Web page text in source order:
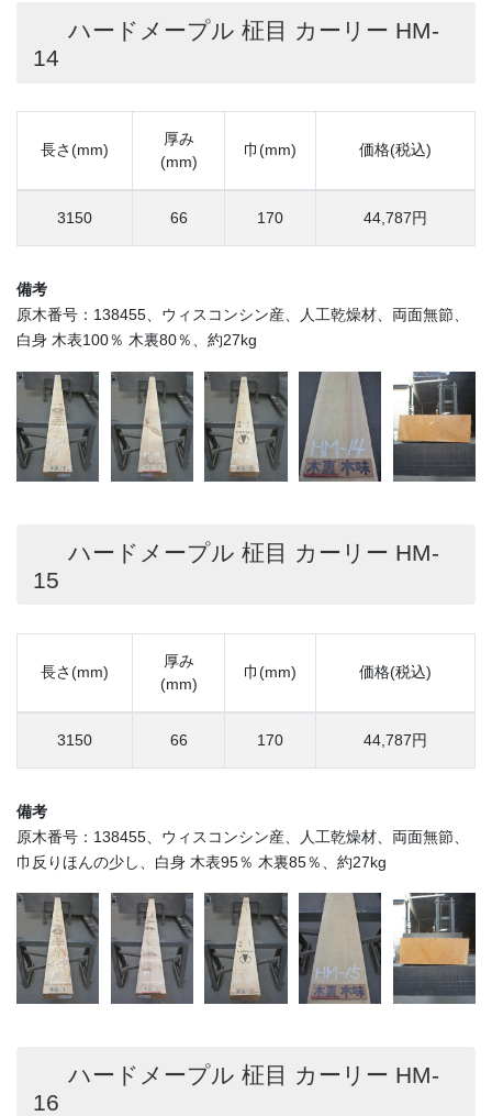
ハードメープル 柾目 カーリー HM-
14
長さ(mm)
厚み
(mm)
巾(mm) 価格(税込)
3150 66 170 44,787円
備考
原木番号：138455、ウィスコンシン産、人工乾燥材、両面無節、
白身 木表100％ 木裏80％、約27kg
ハードメープル 柾目 カーリー HM-
15
長さ(mm)
厚み
(mm)
巾(mm) 価格(税込)
3150 66 170 44,787円
備考
原木番号：138455、ウィスコンシン産、人工乾燥材、両面無節、
巾反りほんの少し、白身 木表95％ 木裏85％、約27kg
ハードメープル 柾目 カーリー HM-
16